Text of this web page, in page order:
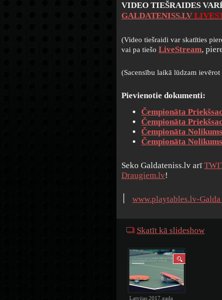
VIDEO TIEŠRAIDES
GALDATENISS.LV LIVE
(Video tiešraidi var skatīties
vai pa tiešo LiveStream,
(Sacensību laikā lūdzam
Pievienotie dokumenti:
Čempionāta
Čempionāta
Čempionāta
Čempionāta Nolikums
Seko Galdateniss.lv arī
Draugiem.lv!
www.playtables.lv-Galda
Skatīt kā slideshow
Latvijas 2017.gada